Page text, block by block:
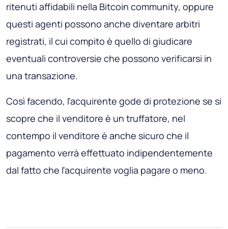
ritenuti affidabili nella Bitcoin community, oppure
questi agenti possono anche diventare arbitri
registrati, il cui compito è quello di giudicare
eventuali controversie che possono verificarsi in
una transazione.
Così facendo, l'acquirente gode di protezione se si
scopre che il venditore è un truffatore, nel
contempo il venditore è anche sicuro che il
pagamento verrà effettuato indipendentemente
dal fatto che l'acquirente voglia pagare o meno.